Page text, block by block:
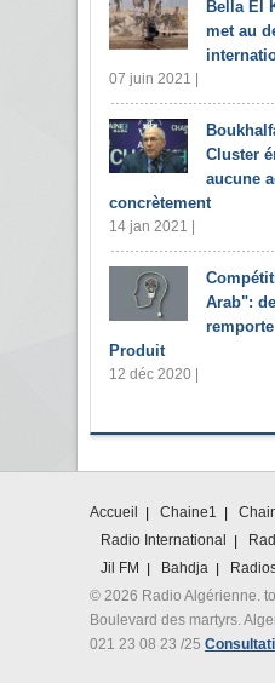
Bella El
met au
07 juin 2021 |
Cluster
aucune
concrètement
14 jan 2021 |
Arab":
Produit
12 déc 2020 |
Accueil Chaine1
Radio International
Jil FM
Bahdja
© 2026 Radio Algérienne.
Boulevard des martyrs.
021 23 08 23 /25